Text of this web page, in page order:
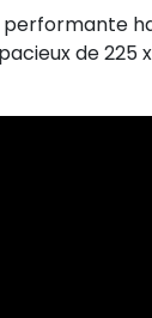
de 225